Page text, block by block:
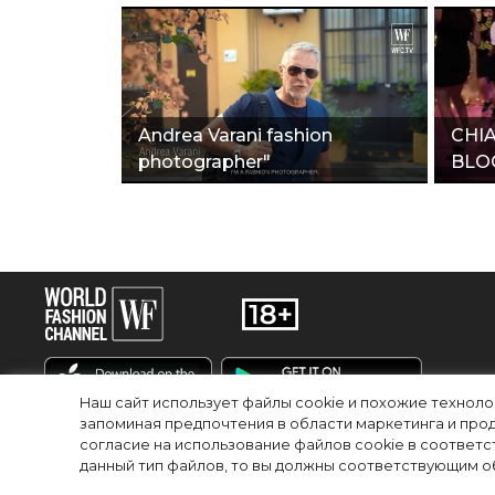
Наш сайт использует файлы cookie и похожие
запоминая предпочтения в области маркетинга и
согласие на использование файлов cookie в
данный тип файлов, то вы должны соответствующим
Andrea Varani fashion
photographer"
EN